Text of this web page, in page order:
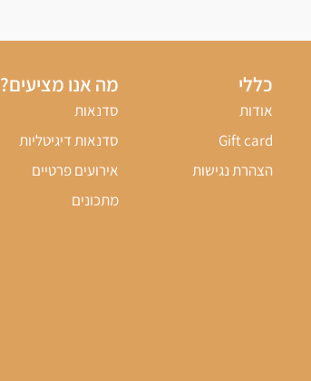
כללי
אודות
Gift card
הצהרת נגישות
מה אנו מציעים?
סדנאות
סדנאות דיגיטליות
אירועים פרטיים
מתכונים